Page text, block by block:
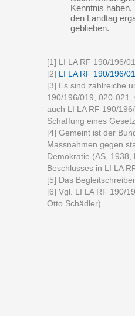
Kenntnis
den Landtag
geblieben.
[1] LI LA RF 190/196/
[2] LI LA RF 190/196/
[3] Es sind zahlreiche
190/196/019, 020-
auch LI LA RF 190/
Schaffung eines
[4] Gemeint ist der
Massnahmen gegen
Demokratie (AS,
Beschlusses in LI LA
[5] Das
[6] Vgl. LI LA RF 190/
Otto Schädler).